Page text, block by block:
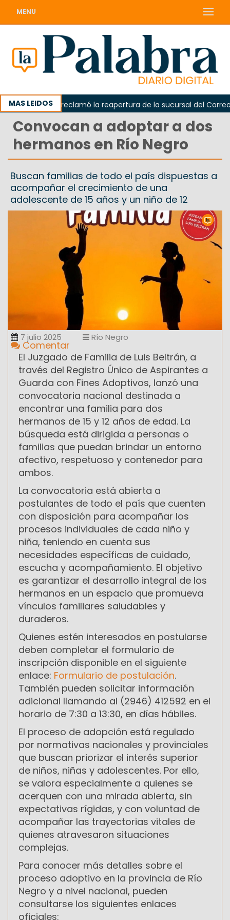
MENU
MAS LEIDOS
Odarda reclamó la reapertura de la sucursal del Correo
Convocan a adoptar a dos
hermanos en Río Negro
Buscan familias de todo el país dispuestas a
acompañar el crecimiento de una
adolescente de 15 años y un niño de 12
7 julio 2025 Río Negro
Comentar
El Juzgado de Familia de Luis Beltrán, a
través del Registro Único de Aspirantes a
Guarda con Fines Adoptivos, lanzó una
convocatoria nacional destinada a
encontrar una familia para dos
hermanos de 15 y 12 años de edad. La
búsqueda está dirigida a personas o
familias que puedan brindar un entorno
afectivo, respetuoso y contenedor para
ambos.
La convocatoria está abierta a
postulantes de todo el país que cuenten
con disposición para acompañar los
procesos individuales de cada niño y
niña, teniendo en cuenta sus
necesidades específicas de cuidado,
escucha y acompañamiento. El objetivo
es garantizar el desarrollo integral de los
hermanos en un espacio que promueva
vínculos familiares saludables y
duraderos.
Quienes estén interesados en postularse
deben completar el formulario de
inscripción disponible en el siguiente
enlace: Formulario de postulación.
También pueden solicitar información
adicional llamando al (2946) 412592 en el
horario de 7:30 a 13:30, en días hábiles.
El proceso de adopción está regulado
por normativas nacionales y provinciales
que buscan priorizar el interés superior
de niños, niñas y adolescentes. Por ello,
se valora especialmente a quienes se
acerquen con una mirada abierta, sin
expectativas rígidas, y con voluntad de
acompañar las trayectorias vitales de
quienes atravesaron situaciones
complejas.
Para conocer más detalles sobre el
proceso adoptivo en la provincia de Río
Negro y a nivel nacional, pueden
consultarse los siguientes enlaces
oficiales: